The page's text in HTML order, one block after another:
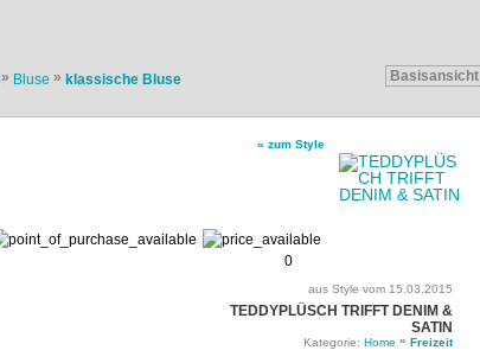
» Bluse » klassische Bluse Basisansicht
« zum Style
0
aus Style vom 15.03.2015
TEDDYPLÜSCH TRIFFT DENIM &
SATIN
Kategorie: Home » Freizeit